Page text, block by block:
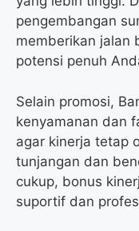
pengembangan
memberikan jalan
potensi penuh
Selain promosi,
kenyamanan dan
agar kinerja tetap
tunjangan dan
cukup, bonus
suportif dan